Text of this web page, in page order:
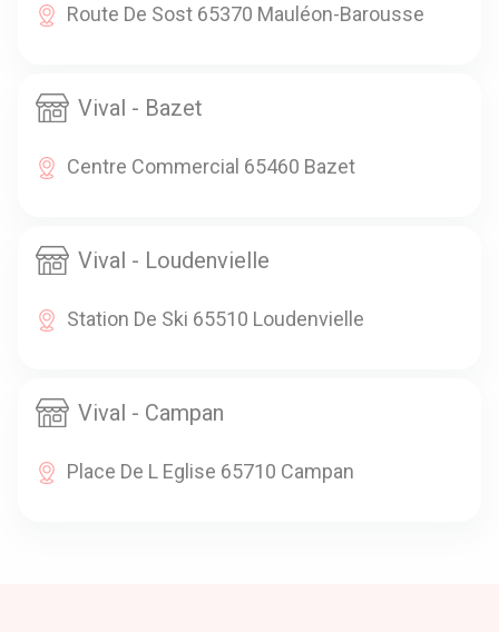
Route De Sost 65370 Mauléon-Barousse
Vival - Bazet
Centre Commercial 65460 Bazet
Vival - Loudenvielle
Station De Ski 65510 Loudenvielle
Vival - Campan
Place De L Eglise 65710 Campan